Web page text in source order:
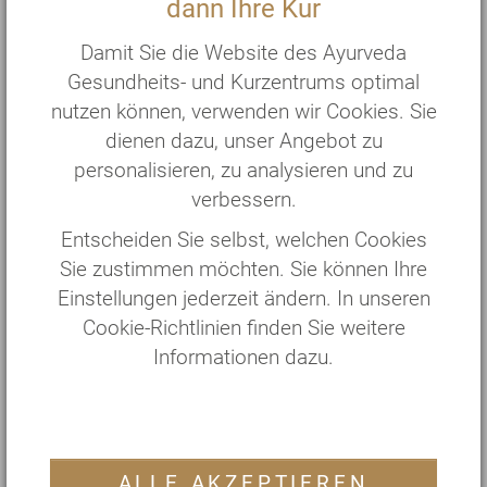
dann Ihre Kur
Damit Sie die Website des Ayurveda
Gesundheits- und Kurzentrums optimal
nutzen können, verwenden wir Cookies. Sie
dienen dazu, unser Angebot zu
personalisieren, zu analysieren und zu
verbessern.
Entscheiden Sie selbst, welchen Cookies
Sie zustimmen möchten. Sie können Ihre
Einstellungen jederzeit ändern. In unseren
Cookie-Richtlinien finden Sie weitere
Informationen dazu.
kurzfristiges Gefühl der Entspannung und
Schwere schafft, aber im Anschluss den
Stoffwechsel in seinem regenerativen
Aufbauprozess behindert und damit ebenfalls
einen Ojas-Verlust zur Folge hat.
Abend herunterzuschalten, hat zwei Aspekte:
Einerseits sollten wir zur aktiven Nachmittagszeit
nochmals so richtig Gas geben und den Körper
auspowern, damit der Druck aus dem Kopf
weichen kann. Bewährte Methoden dazu sind ein
Andererseits sollten wir alle anregenden